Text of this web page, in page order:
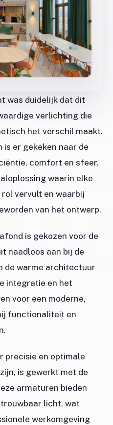
was duidelijk dat dit
verlichting die
het verschil maakt.
is er gekeken naar de
comfort en sfeer.
waarin elke
vervult en waarbij
van het ontwerp.
is gekozen voor de
naadloos aan bij de
de warme architectuur
integratie en het
voor een moderne,
functionaliteit en
precisie en optimale
is gewerkt met de
armaturen bieden
licht, wat
werkomgeving